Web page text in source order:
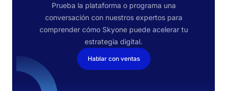
Prueba la plataforma o programa una
conversación con nuestros expertos para
comprender cómo Skyone puede acelerar tu
estrategia digital.
Hablar con ventas